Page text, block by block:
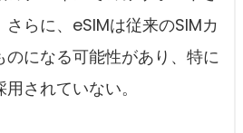
らに、eSIMは従来のSIMカ
のになる可能性があり、特に
されていない。